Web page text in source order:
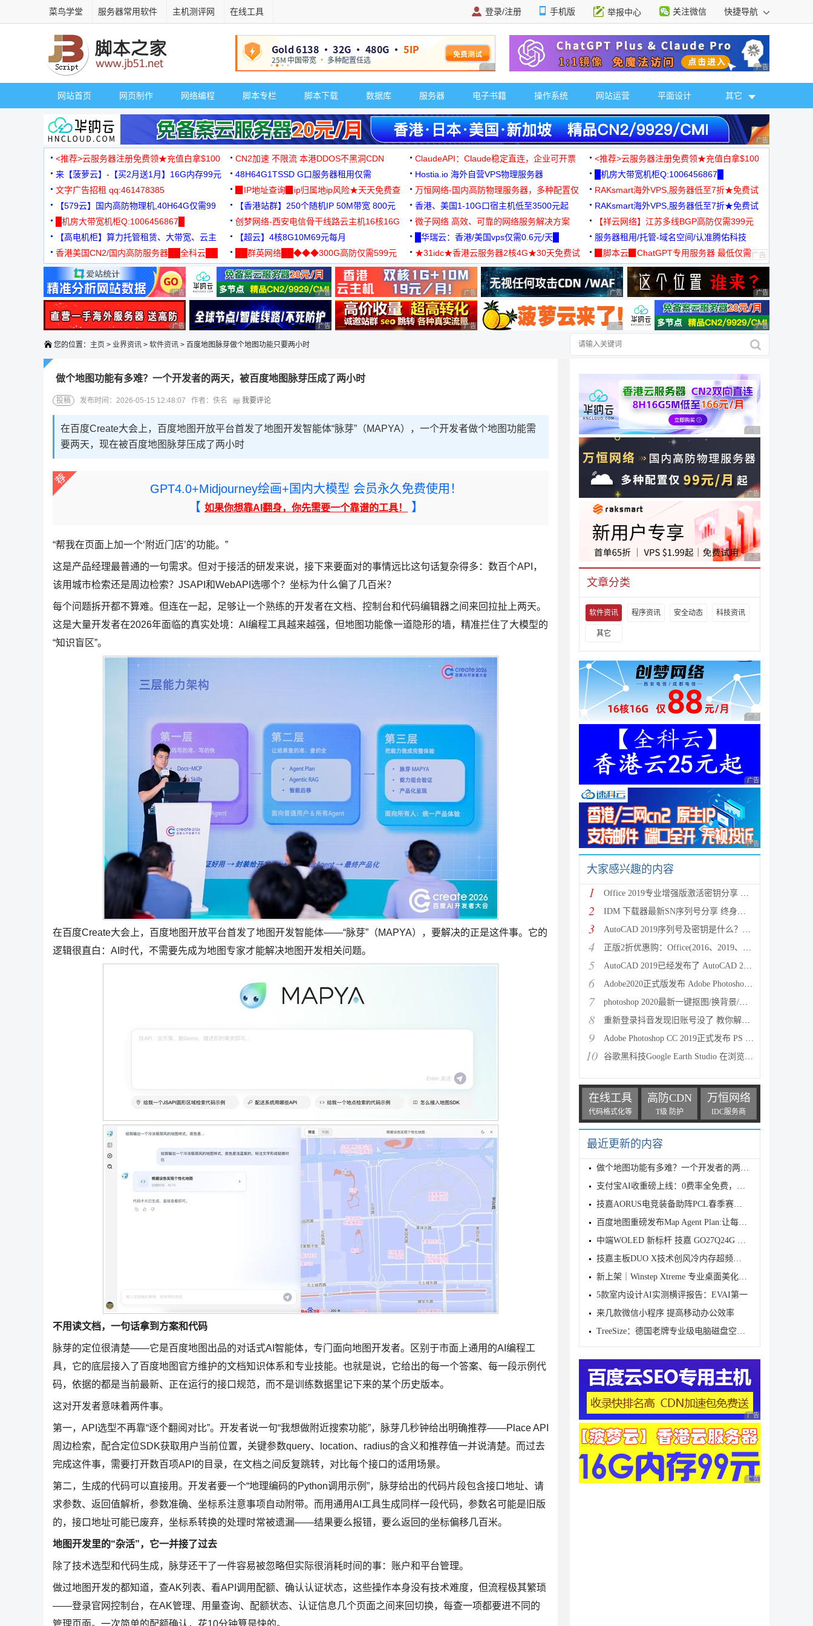
菜鸟学堂 服务器常用软件 主机测评网 在线工具 登录/注册 手机版 举报中心 关注微信 快捷导航
广告 商业广告，理性选择 广告 商业广告，理
网站首页 网页制作 网络编程 脚本专栏 脚本下载 数据库 服务器 电子书籍 操作系统 网站运营 平面设计 其它
广告 商业广告，理
<推荐>云服务器注册免费领★充值白拿$100 CN2加速 不限流 本港DDOS不黑洞CDN ClaudeAPI：Claude稳定直连，企业可开票
<推荐>云服务器注册免费领★充值白拿$100
来【菠萝云】-【买2月送1月】16G内存99元
48H64G1TSSD G口服务器租用仅需
3000+可免费测试
Hostia.io 海外自营VPS物理服务器
█机房大带宽机柜Q:1006456867█
文字广告招租 qq:461478385
▉IP地址查询▉ip归属地ip风险★天天免费查
万恒网络-国内高防物理服务器，多种配置仅
99元/月起
RAKsmart海外VPS,服务器低至7折★免费试
用★
【579云】国内高防物理机,40H64G仅需99
元
【香港站群】250个随机IP 50M带宽 800元 香港、美国1-10G口宿主机低至3500元起
RAKsmart海外VPS,服务器低至7折★免费试
用★
█机房大带宽机柜Q:1006456867█
创梦网络-西安电信骨干线路云主机16核16G
88元/月
微子网络 高效、可靠的网络服务解决方案
【祥云网络】江苏多线BGP高防仅需399元
【高电机柜】算力托管租赁、大带宽、云主
机
【超云】4核8G10M69元每月 █华瑞云：香港/美国vps仅需0.6元/天█
服务器租用/托管-域名空间/认准腾佑科技
香港美国CN2/国内高防服务器██全科云██
██群英网络██◆◆◆300G高防仅需599元
◆◆◆
★31idc★香港云服务器2核4G★30天免费试
用◆
▉脚本云▉ChatGPT专用服务器 最低仅需
19元/月
广告 商业广告，理性选择 广告 商业广告，理性选择 广告 商业广告，理性选择 广告 商业广告，理性选择 广告 商业广告，理
广告 商业广告，理性选择 广告 商业广告，理性选择 广告 商业广告，理性选择 广告 商业广告，理性选择 广告 商业广告，理
您的位置： 主页 > 业界资讯 > 软件资讯 > 百度地图脉芽做个地图功能只要两小时
做个地图功能有多难？一个开发者的两天，被百度地图脉芽压成了两小时
投稿 发布时间：2026-05-15 12:48:07 作者：佚名 我要评论
在百度Create大会上，百度地图开放平台首发了地图开发智能体“脉芽”（MAPYA），一个开发者做个地图功能需
要两天，现在被百度地图脉芽压成了两小时
GPT4.0+Midjourney绘画+国内大模型 会员永久免费使用！
【 如果你想靠AI翻身，你先需要一个靠谱的工具！ 】
“帮我在页面上加一个‘附近门店’的功能。”
这是产品经理最普通的一句需求。但对于接活的研发来说，接下来要面对的事情远比这句话复杂得多：数百个API，
该用城市检索还是周边检索？JSAPI和WebAPI选哪个？坐标为什么偏了几百米？
每个问题拆开都不算难。但连在一起，足够让一个熟练的开发者在文档、控制台和代码编辑器之间来回拉扯上两天。
这是大量开发者在2026年面临的真实处境：AI编程工具越来越强，但地图功能像一道隐形的墙，精准拦住了大模型的
“知识盲区”。
在百度Create大会上，百度地图开放平台首发了地图开发智能体——“脉芽”（MAPYA），要解决的正是这件事。它的
逻辑很直白：AI时代，不需要先成为地图专家才能解决地图开发相关问题。
不用读文档，一句话拿到方案和代码
脉芽的定位很清楚——它是百度地图出品的对话式AI智能体，专门面向地图开发者。区别于市面上通用的AI编程工
具，它的底层接入了百度地图官方维护的文档知识体系和专业技能。也就是说，它给出的每一个答案、每一段示例代
码，依据的都是当前最新、正在运行的接口规范，而不是训练数据里记下来的某个历史版本。
这对开发者意味着两件事。
第一，API选型不再靠“逐个翻阅对比”。开发者说一句“我想做附近搜索功能”，脉芽几秒钟给出明确推荐——Place API
周边检索，配合定位SDK获取用户当前位置，关键参数query、location、radius的含义和推荐值一并说清楚。而过去
完成这件事，需要打开数百项API的目录，在文档之间反复跳转，对比每个接口的适用场景。
第二，生成的代码可以直接用。开发者要一个“地理编码的Python调用示例”，脉芽给出的代码片段包含接口地址、请
求参数、返回值解析，参数准确、坐标系注意事项自动附带。而用通用AI工具生成同样一段代码，参数名可能是旧版
的，接口地址可能已废弃，坐标系转换的处理时常被遗漏——结果要么报错，要么返回的坐标偏移几百米。
地图开发里的“杂活”，它一并接了过去
除了技术选型和代码生成，脉芽还干了一件容易被忽略但实际很消耗时间的事：账户和平台管理。
做过地图开发的都知道，查AK列表、看API调用配额、确认认证状态，这些操作本身没有技术难度，但流程极其繁琐
——登录官网控制台，在AK管理、用量查询、配额状态、认证信息几个页面之间来回切换，每查一项都要进不同的
管理页面。一次简单的配额确认，花10分钟算是快的。
广告 商业广告，理性
广告 商业广告，理性
广告 商业广告，理性
文章分类
软件资讯 程序资讯 安全动态 科技资讯
其它
广告 商业广告，理性
广告 商业广告，理性
广告 商业广告，理性
大家感兴趣的内容
1 Office 2019专业增强版激活密钥分享 终身永久有效(附
2 IDM 下载器最新SN序列号分享 终身永久授权(可升级)
3 AutoCAD 2019序列号及密钥是什么？Autodesk 2019注册
4 正版2折优惠购：Office(2016、2019、365)激活密钥最低
5 AutoCAD 2019已经发布了 AutoCAD 2019下载地址及新功
6 Adobe2020正式版发布 Adobe Photoshop 2020更新内容及
7 photoshop 2020最新一键抠图/换背景/眨眼等功能 PS最
8 重新登录抖音发现旧账号没了 教你解决办法
9 Adobe Photoshop CC 2019正式发布 PS CC 2019更新内容
10 谷歌黑科技Google Earth Studio 在浏览器里航拍制作动
在线工具
代码格式化等
高防CDN
T级 防护
万恒网络
IDC服务商
最近更新的内容
做个地图功能有多难？一个开发者的两天，被百度地图脉
支付宝AI收重磅上线：0费率全免费，三步极速开启收款
技嘉AORUS电竞装备助阵PCL春季赛，双配置方案护航巅峰
百度地图重磅发布Map Agent Plan:让每一只"龙虾&
中端WOLED 新标杆 技嘉 GO27Q24G 全能电竞显示器性价
技嘉主板DUO X技术创风冷内存超频纪录：逼近13000MT/s
新上架｜Winstep Xtreme 专业桌面美化增强套件，限时
5款室内设计AI实测横评报告：EVAI第一
来几款微信小程序 提高移动办公效率
TreeSize：德国老牌专业级电脑磁盘空间分析与清理工具
广告 商业广告，理性
广告 商业广告，理性